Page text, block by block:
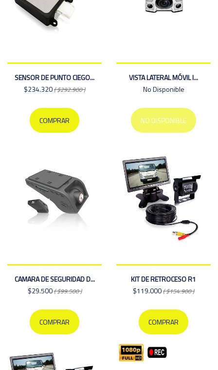
SENSOR DE PUNTO CIEGO...
$234.320( $292.900 )
COMPRAR
VISTA LATERAL MÓVIL I...
No Disponible
NO DISPONIBLE
CAMARA DE SEGURIDAD D...
$29.500( $99.500 )
COMPRAR
KIT DE RETROCESO R1
$119.000( $154.900 )
COMPRAR